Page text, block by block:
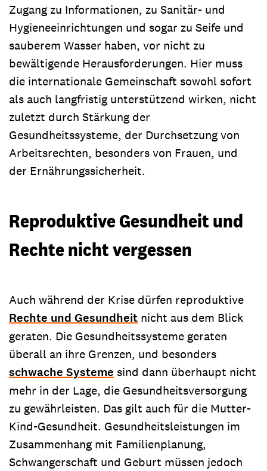
Zugang zu Informationen, zu Sanitär- und
Hygieneeinrichtungen und sogar zu Seife und
sauberem Wasser haben, vor nicht zu
bewältigende Herausforderungen. Hier muss
die internationale Gemeinschaft sowohl sofort
als auch langfristig unterstützend wirken, nicht
zuletzt durch Stärkung der
Gesundheitssysteme, der Durchsetzung von
Arbeitsrechten, besonders von Frauen, und
der Ernährungssicherheit.
Reproduktive Gesundheit und
Rechte nicht vergessen
Auch während der Krise dürfen reproduktive
Rechte und Gesundheit nicht aus dem Blick
geraten. Die Gesundheitssysteme geraten
überall an ihre Grenzen, und besonders
schwache Systeme sind dann überhaupt nicht
mehr in der Lage, die Gesundheitsversorgung
zu gewährleisten. Das gilt auch für die Mutter-
Kind-Gesundheit. Gesundheitsleistungen im
Zusammenhang mit Familienplanung,
Schwangerschaft und Geburt müssen jedoch